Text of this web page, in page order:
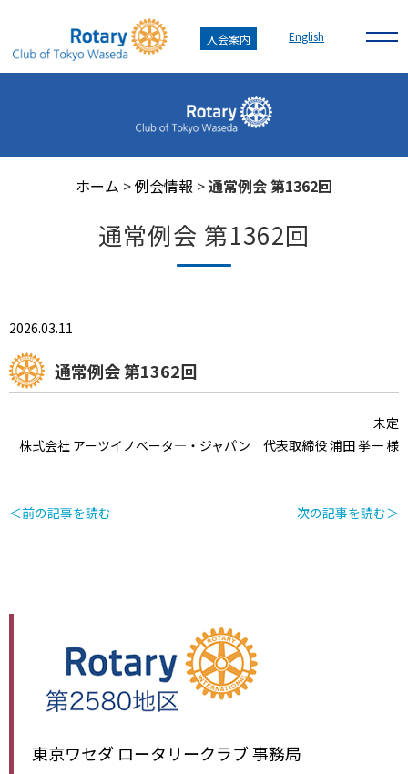
入会案内 English
ホーム >例会情報 >通常例会 第1362回
通常例会 第1362回
2026.03.11
通常例会 第1362回
未定
株式会社 アーツイノベータ―・ジャパン 代表取締役 浦田 挙一 様
＜前の記事を読む 次の記事を読む＞
東京ワセダ ロータリークラブ 事務局